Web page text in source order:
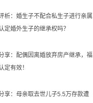
析：婚生子不配合私生子进行亲属
定婚外生子的继承权吗？
享：配偶因离婚放弃房产继承，福
定有效！
享：母亲取去世儿子5.5万存款遭